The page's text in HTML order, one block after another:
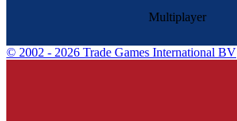
Multiplayer
© 2002 - 2026 Trade Games International BV